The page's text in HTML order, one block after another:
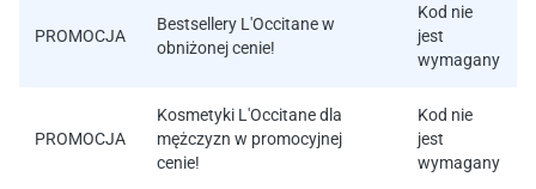
PROMOCJA
Bestsellery L'Occitane w
obniżonej cenie!
Kod nie
jest
wymagany
PROMOCJA
Kosmetyki L'Occitane dla
mężczyzn w promocyjnej
cenie!
Kod nie
jest
wymagany